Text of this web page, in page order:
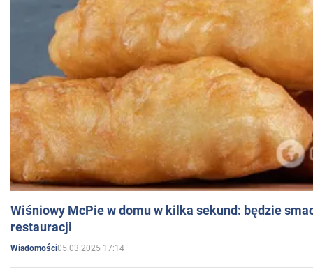
Wiśniowy McPie w domu w kilka sekund: będzie
restauracji
Wiadomości05.03.2025 17:14